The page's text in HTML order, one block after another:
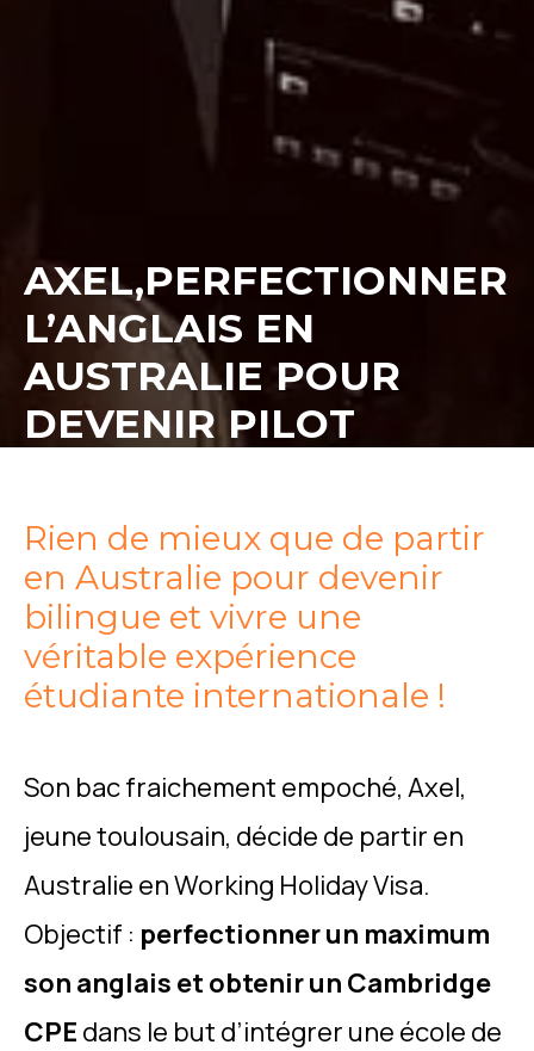
AXEL,PERFECTIONNER
L’ANGLAIS EN
AUSTRALIE POUR
DEVENIR PILOT
Rien de mieux que de partir
en Australie pour devenir
bilingue et vivre une
véritable expérience
étudiante internationale !
Son bac fraichement empoché, Axel,
jeune toulousain, décide de partir en
Australie en Working Holiday Visa.
Objectif : perfectionner un maximum
son anglais et obtenir un Cambridge
CPE dans le but d’intégrer une école de